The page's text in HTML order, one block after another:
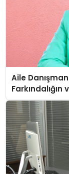
Aile
Farkındalığın